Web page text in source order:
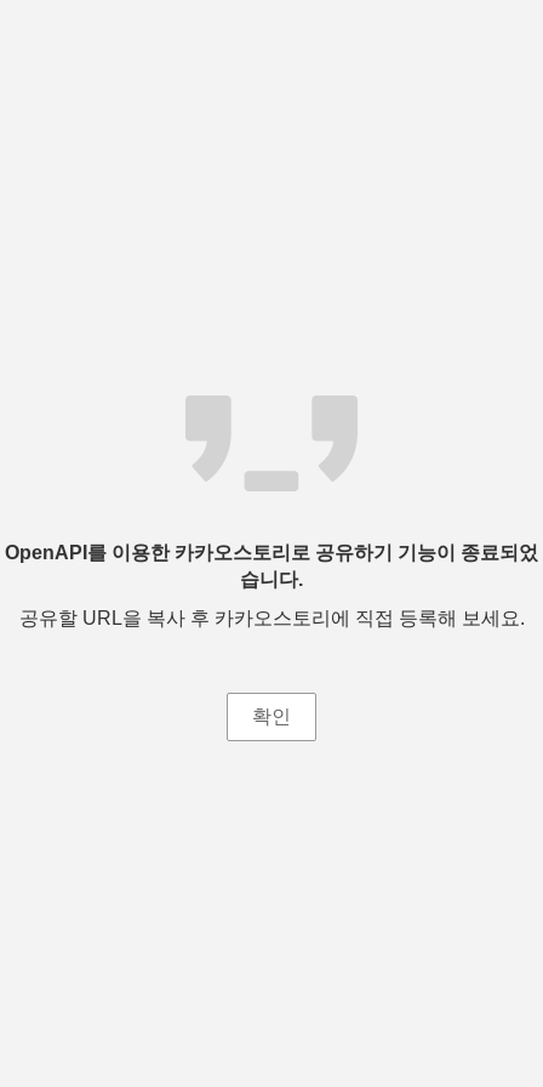
OpenAPI를 이용한 카카오스토리로 공유하기 기능이 종료되었
습니다.
공유할 URL을 복사 후 카카오스토리에 직접 등록해 보세요.
확인